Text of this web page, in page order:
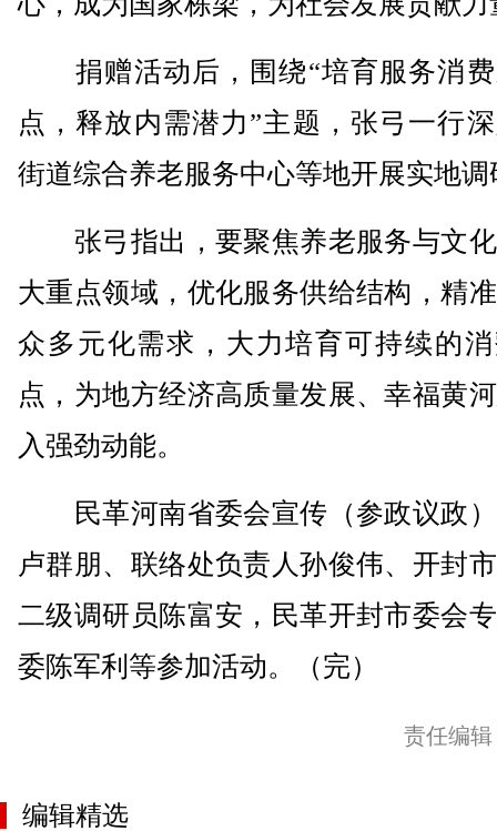
捐赠活动后，围绕“培育服务消费
点，释放内需潜力”主题，张弓一行
街道综合养老服务中心等地开展实地调
张弓指出，要聚焦养老服务与文
大重点领域，优化服务供给结构，精
众多元化需求，大力培育可持续的
点，为地方经济高质量发展、幸福黄
入强劲动能。
民革河南省委会宣传（参政议政
卢群朋、联络处负责人孙俊伟、开封
二级调研员陈富安，民革开封市委会
委陈军利等参加活动。（完）
责任编
编辑精选